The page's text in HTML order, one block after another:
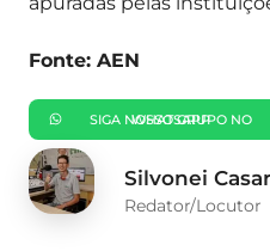
Fonte: AEN
SIGA NOSSO GRUPO NO WHATSAPP
Silvonei
Redator/Locutor